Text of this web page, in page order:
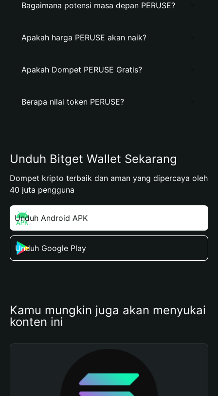
Bagaimana potensi masa depan PERUSE?
Apakah harga PERUSE akan naik?
Apakah Dompet PERUSE Gratis?
Berapa nilai token PERUSE?
Unduh Bitget Wallet Sekarang
Dompet kripto terbaik dan aman yang dipercaya oleh
40 juta pengguna
Unduh Android APK
Unduh Google Play
Kamu mungkin juga akan menyukai
konten ini